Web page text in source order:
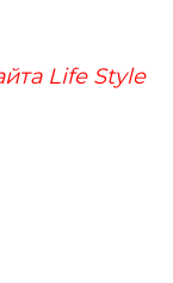
Life Style